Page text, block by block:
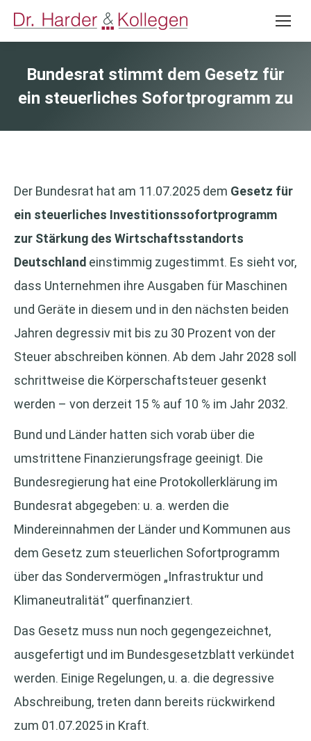
Bundesrat stimmt dem Gesetz für
ein steuerliches Sofortprogramm zu
Der Bundesrat hat am 11.07.2025 dem Gesetz für
ein steuerliches Investitionssofortprogramm
zur Stärkung des Wirtschaftsstandorts
Deutschland einstimmig zugestimmt. Es sieht vor,
dass Unternehmen ihre Ausgaben für Maschinen
und Geräte in diesem und in den nächsten beiden
Jahren degressiv mit bis zu 30 Prozent von der
Steuer abschreiben können. Ab dem Jahr 2028 soll
schrittweise die Körperschaftsteuer gesenkt
werden – von derzeit 15 % auf 10 % im Jahr 2032.
Bund und Länder hatten sich vorab über die
umstrittene Finanzierungsfrage geeinigt. Die
Bundesregierung hat eine Protokollerklärung im
Bundesrat abgegeben: u. a. werden die
Mindereinnahmen der Länder und Kommunen aus
dem Gesetz zum steuerlichen Sofortprogramm
über das Sondervermögen „Infrastruktur und
Klimaneutralität“ querfinanziert.
Das Gesetz muss nun noch gegengezeichnet,
ausgefertigt und im Bundesgesetzblatt verkündet
werden. Einige Regelungen, u. a. die degressive
Abschreibung, treten dann bereits rückwirkend
zum 01.07.2025 in Kraft.